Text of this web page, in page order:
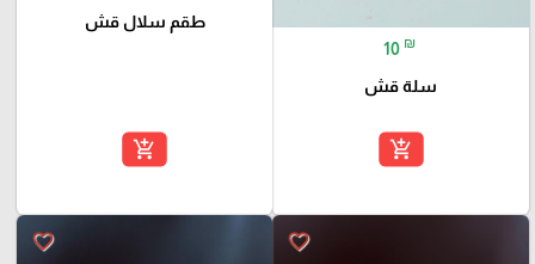
10 ₪
سلة قش
add_shopping_cart
طقم سلال قش
add_shopping_cart
favorite_border
favorite_border